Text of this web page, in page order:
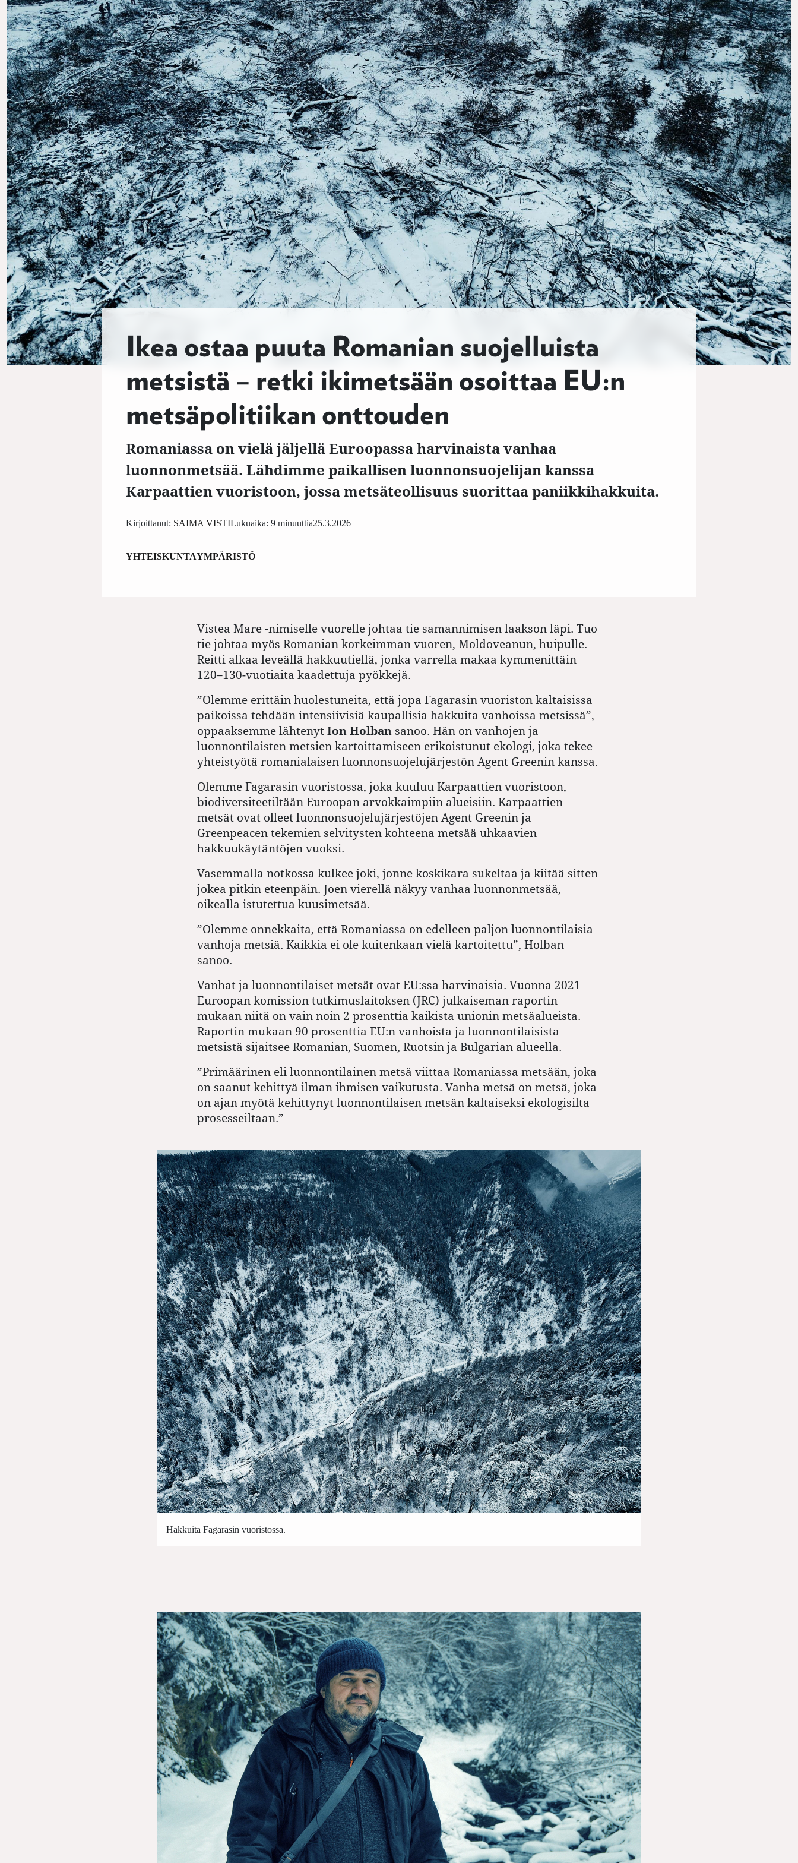
Ikea ostaa puuta Romanian suojelluista
metsistä – retki ikimetsään osoittaa EU:n
metsäpolitiikan onttouden
Romaniassa on vielä jäljellä Euroopassa harvinaista vanhaa
luonnonmetsää. Lähdimme paikallisen luonnonsuojelijan kanssa
Karpaattien vuoristoon, jossa metsäteollisuus suorittaa paniikkihakkuita.
25.3.2026
Kirjoittanut: SAIMA VISTILukuaika: 9 minuuttia
YHTEISKUNTAYMPÄRISTÖ
Vistea Mare -nimiselle vuorelle johtaa tie samannimisen laakson läpi. Tuo
tie johtaa myös Romanian korkeimman vuoren, Moldoveanun, huipulle.
Reitti alkaa leveällä hakkuutiellä, jonka varrella makaa kymmenittäin
120–130-vuotiaita kaadettuja pyökkejä.
”Olemme erittäin huolestuneita, että jopa Fagarasin vuoriston kaltaisissa
paikoissa tehdään intensiivisiä kaupallisia hakkuita vanhoissa metsissä”,
oppaaksemme lähtenyt Ion Holban sanoo. Hän on vanhojen ja
luonnontilaisten metsien kartoittamiseen erikoistunut ekologi, joka tekee
yhteistyötä romanialaisen luonnonsuojelujärjestön Agent Greenin kanssa.
Olemme Fagarasin vuoristossa, joka kuuluu Karpaattien vuoristoon,
biodiversiteetiltään Euroopan arvokkaimpiin alueisiin. Karpaattien
metsät ovat olleet luonnonsuojelujärjestöjen Agent Greenin ja
Greenpeacen tekemien selvitysten kohteena metsää uhkaavien
hakkuukäytäntöjen vuoksi.
Vasemmalla notkossa kulkee joki, jonne koskikara sukeltaa ja kiitää sitten
jokea pitkin eteenpäin. Joen vierellä näkyy vanhaa luonnonmetsää,
oikealla istutettua kuusimetsää.
”Olemme onnekkaita, että Romaniassa on edelleen paljon luonnontilaisia
vanhoja metsiä. Kaikkia ei ole kuitenkaan vielä kartoitettu”, Holban
sanoo.
Vanhat ja luonnontilaiset metsät ovat EU:ssa harvinaisia. Vuonna 2021
Euroopan komission tutkimuslaitoksen (JRC) julkaiseman raportin
mukaan niitä on vain noin 2 prosenttia kaikista unionin metsäalueista.
Raportin mukaan 90 prosenttia EU:n vanhoista ja luonnontilaisista
metsistä sijaitsee Romanian, Suomen, Ruotsin ja Bulgarian alueella.
”Primäärinen eli luonnontilainen metsä viittaa Romaniassa metsään, joka
on saanut kehittyä ilman ihmisen vaikutusta. Vanha metsä on metsä, joka
on ajan myötä kehittynyt luonnontilaisen metsän kaltaiseksi ekologisilta
prosesseiltaan.”
Hakkuita Fagarasin vuoristossa.